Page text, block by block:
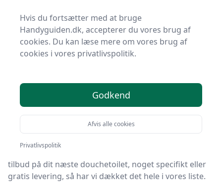
Diverse værktøj
Værktøjsdele og tilbehør
Koblinger og tilbehør
Douchetoilet
Bedste douchetoilet i
Du er landet på HandyGuiden, det helt rigtige sted at
finde douchetoiletter. Vi har udvalgt de 6 bedste
produkter lige nu, så du er sikret et godt køb!
Uanset om du søger den bedste kvalitet, et prisvenligt
tilbud på dit næste douchetoilet, noget specifikt eller
gratis levering, så har vi dækket det hele i vores liste.
Hvis du fortsætter med at bruge
Handyguiden.dk, accepterer du vores brug af
cookies. Du kan læse mere om vores brug af
cookies i vores privatlivspolitik.
Godkend
Afvis alle cookies
Privatlivspolitik